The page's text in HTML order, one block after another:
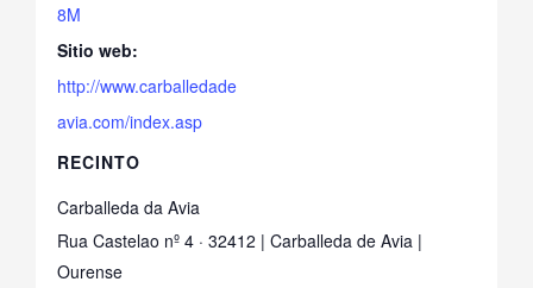
8M
Sitio web:
http://www.carballedade
avia.com/index.asp
RECINTO
Carballeda da Avia
Rua Castelao nº 4 · 32412 | Carballeda de Avia |
Ourense